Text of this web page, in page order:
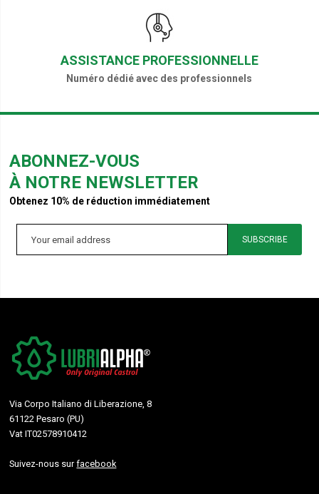
ASSISTANCE PROFESSIONNELLE
Numéro dédié avec des professionnels
ABONNEZ-VOUS
À NOTRE NEWSLETTER
Obtenez 10% de réduction immédiatement
SUBSCRIBE
Via Corpo Italiano di Liberazione, 8
61122 Pesaro (PU)
Vat IT02578910412
Suivez-nous surfacebook